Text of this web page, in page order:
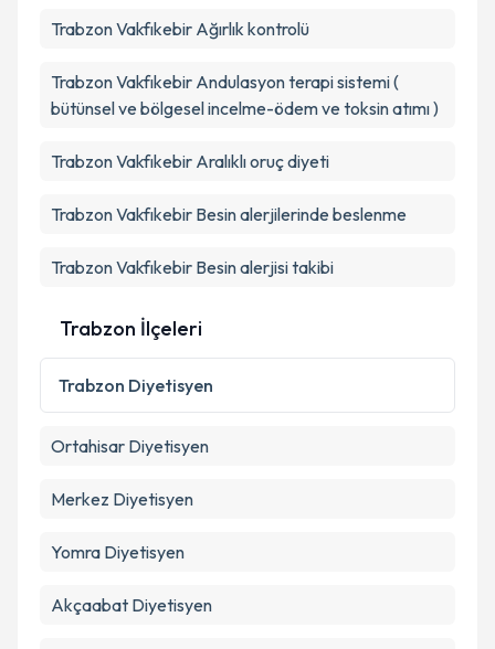
E-posta Adresiniz
Metni'ni okudum ve kişisel verilerimin belirtilen
kapsamda işlenmesini kabul ediyorum.
Trabzon Vakfıkebir Ağırlık kontrolü
Trabzon Vakfıkebir Andulasyon terapi sistemi (
bütünsel ve bölgesel incelme-ödem ve toksin atımı )
Trabzon Vakfıkebir Aralıklı oruç diyeti
Trabzon Vakfıkebir Besin alerjilerinde beslenme
Trabzon Vakfıkebir Besin alerjisi takibi
Trabzon İlçeleri
Trabzon Diyetisyen
Ortahisar Diyetisyen
Merkez Diyetisyen
Yomra Diyetisyen
Akçaabat Diyetisyen